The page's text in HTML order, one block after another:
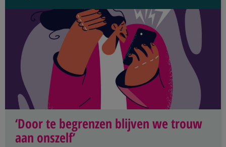
‘Door te begrenzen blijven we trouw
aan onszelf’